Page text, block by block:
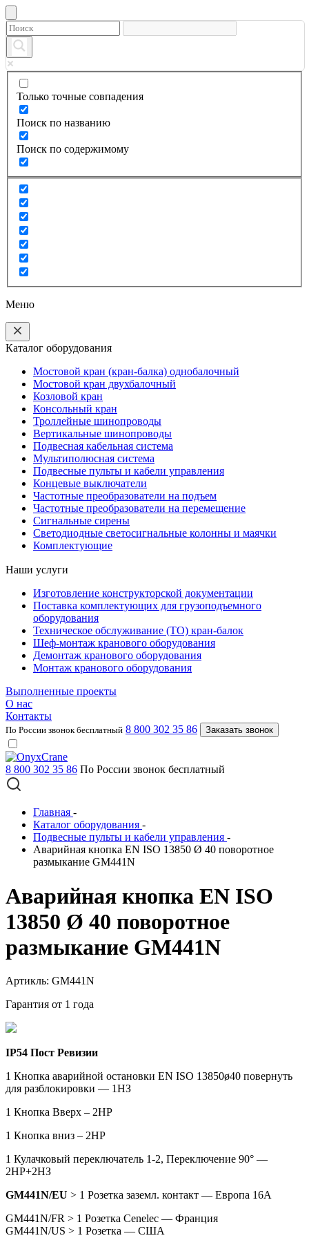
Только точные совпадения
Поиск по названию
Поиск по содержимому
Меню
Каталог оборудования
Мостовой кран (кран-балка) однобалочный
Мостовой кран двухбалочный
Козловой кран
Консольный кран
Троллейные шинопроводы
Вертикальные шинопроводы
Подвесная кабельная система
Мультиполюсная система
Подвесные пульты и кабели управления
Концевые выключатели
Частотные преобразователи на подъем
Частотные преобразователи на перемещение
Сигнальные сирены
Светодиодные светосигнальные колонны и маячки
Комплектующие
Наши услуги
Изготовление конструкторской документации
Поставка комплектующих для грузоподъемного
оборудования
Техническое обслуживание (ТО) кран-балок
Шеф-монтаж кранового оборудования
Демонтаж кранового оборудования
Монтаж кранового оборудования
Выполненные проекты
О нас
Контакты
По России звонок бесплатный 8 800 302 35 86 Заказать звонок
8 800 302 35 86 По России звонок бесплатный
Главная -
Каталог оборудования -
Подвесные пульты и кабели управления -
Аварийная кнопка EN ISO 13850 Ø 40 поворотное
размыкание GM441N
Аварийная кнопка EN ISO
13850 Ø 40 поворотное
размыкание GM441N
Артикль: GM441N
Гарантия от 1 года
IP54 Пост Ревизии
1 Кнопка аварийной остановки EN ISO 13850ø40 повернуть
для разблокировки — 1НЗ
1 Кнопка Вверх – 2НР
1 Кнопка вниз – 2НР
1 Кулачковый переключатель 1-2, Переключение 90° —
2НР+2НЗ
GM441N/EU > 1 Розетка заземл. контакт — Европа 16A
GM441N/FR > 1 Розетка Cenelec — Франция
GM441N/US > 1 Розетка — США